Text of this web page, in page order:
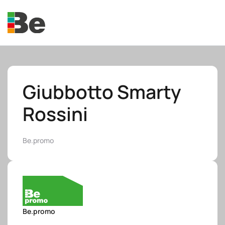
Skip to main content
Giubbotto Smarty
Rossini
Be.promo
Be.promo